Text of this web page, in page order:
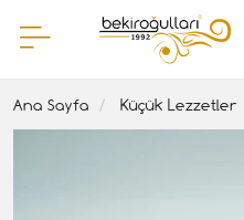
Ana Sayfa Küçük Lezzetler